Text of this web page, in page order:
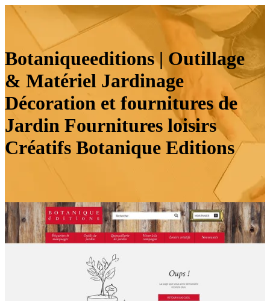
Botaniqueeditions | Outillage
& Matériel Jardinage
Décoration et fournitures de
Jardin Fournitures loisirs
Créatifs Botanique Editions